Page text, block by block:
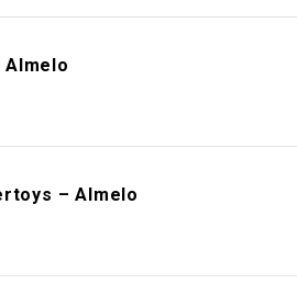
Almelo
– Almelo